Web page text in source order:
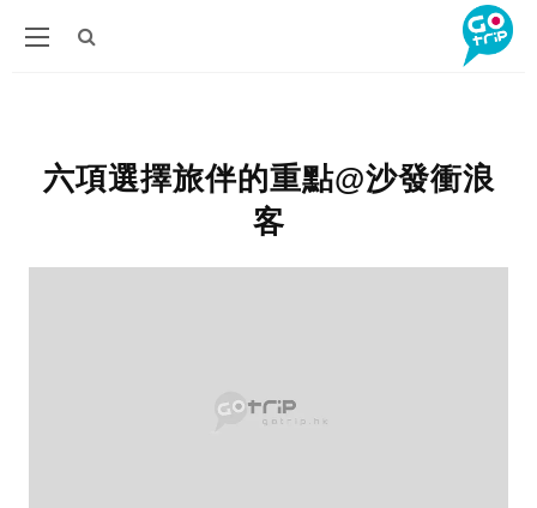
六項選擇旅伴的重點@沙發衝浪
客